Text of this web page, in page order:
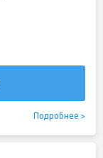
Подробнее